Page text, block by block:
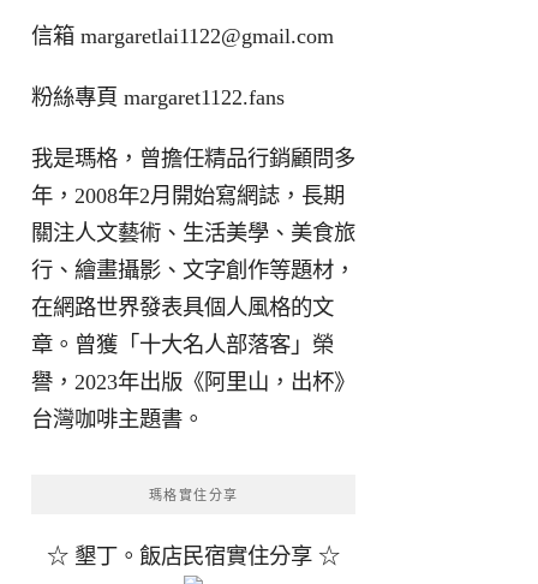
信箱 margaretlai1122@gmail.com
粉絲專頁 margaret1122.fans
我是瑪格，曾擔任精品行銷顧問多
年，2008年2月開始寫網誌，長期
關注人文藝術、生活美學、美食旅
行、繪畫攝影、文字創作等題材，
在網路世界發表具個人風格的文
章。曾獲「十大名人部落客」榮
譽，2023年出版《阿里山，出杯》
台灣咖啡主題書。
瑪格實住分享
☆ 墾丁。飯店民宿實住分享 ☆